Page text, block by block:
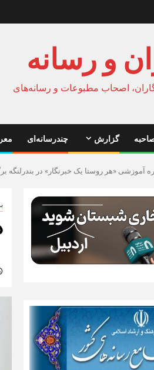
و رسانه
اصحاب مطبوعات و رسانه‌های
گزارش چندرسانه‌ای
آموزشی «هر روستا یک خبرنگار» در بندرلنگه